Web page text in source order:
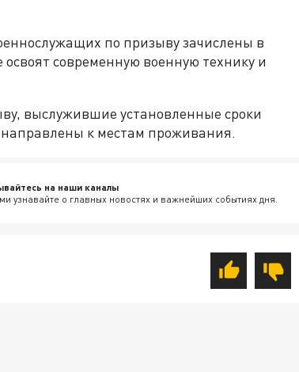
по призыву зачислены в
современную военную технику и
выслужившие установленные сроки
к местам проживания.
на наши каналы
узнавайте о главных новостях и важнейших событиях дня.